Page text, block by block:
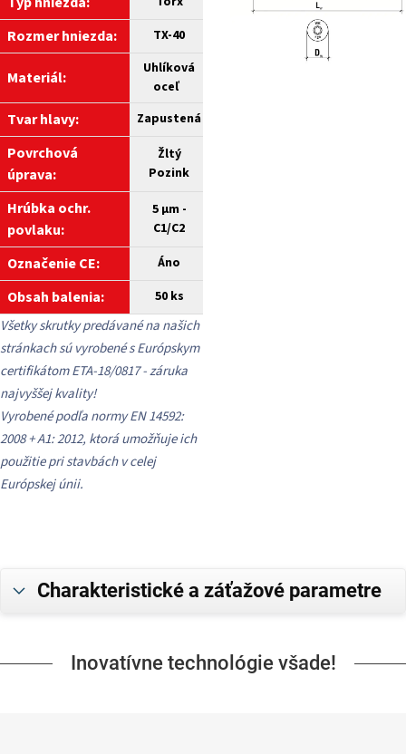
Rozmer hniezda: TX-40
Materiál:
Uhlíková
oceľ
Tvar hlavy: Zapustená
Povrchová
úprava:
Žltý
Pozink
Hrúbka ochr.
povlaku:
5 µm -
C1/C2
Označenie CE: Áno
Obsah balenia: 50 ks
Všetky skrutky predávané na našich
stránkach sú vyrobené s Európskym
certifikátom ETA-18/0817 - záruka
najvyššej kvality!
Vyrobené podľa normy EN 14592:
2008 + A1: 2012, ktorá umožňuje ich
použitie pri stavbách v celej
Európskej únii.
Charakteristické a záťažové parametre
Inovatívne technológie všade!